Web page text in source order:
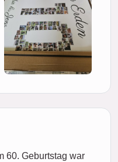
60. Geburtstag war